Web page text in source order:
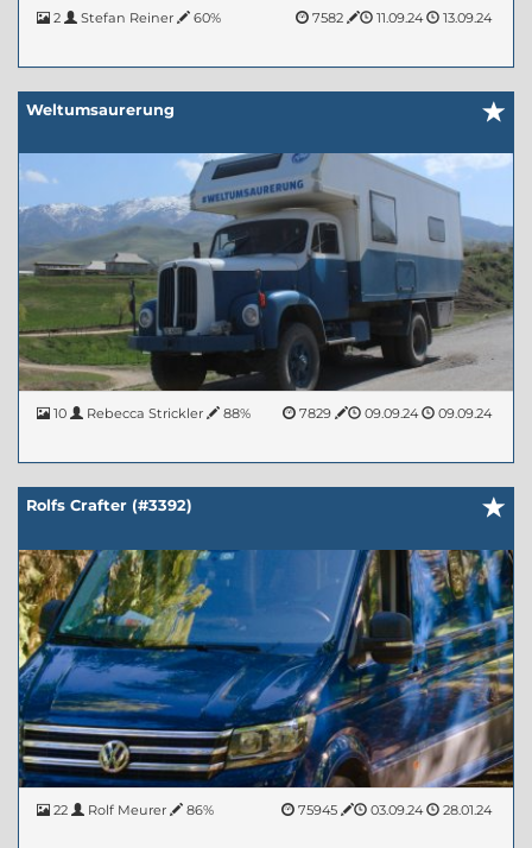
2 13.09.24
Stefan Reiner 11.09.24
60% 7582
Weltumsaurerung
10 09.09.24
Rebecca Strickler 09.09.24
88% 7829
Rolfs Crafter (#3392)
22 28.01.24
Rolf Meurer 03.09.24
86% 75945